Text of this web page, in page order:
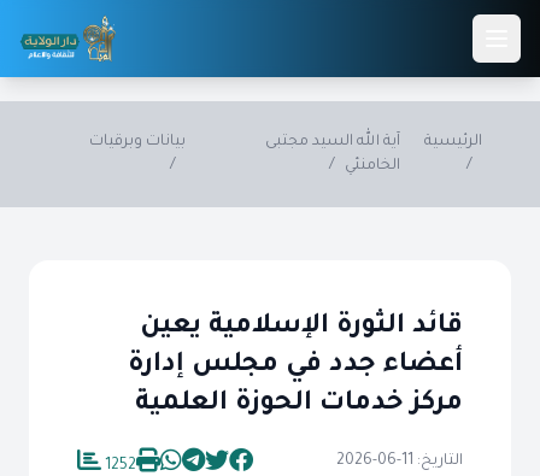
Skip to main content
الرئيسية
/
آية الله السيد مجتبى
الخامنئي
/
بيانات وبرقيات
/
قائد الثورة الإسلامية يعين
أعضاء جدد في مجلس إدارة
مركز خدمات الحوزة العلمية
التاريخ: 11-06-2026 1252